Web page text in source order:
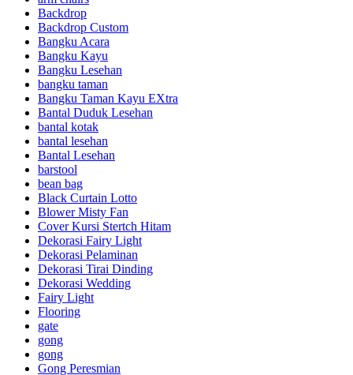
Backdrop
Backdrop Custom
Bangku Acara
Bangku Kayu
Bangku Lesehan
bangku taman
Bangku Taman Kayu EXtra
Bantal Duduk Lesehan
bantal kotak
bantal lesehan
Bantal Lesehan
barstool
bean bag
Black Curtain Lotto
Blower Misty Fan
Cover Kursi Stertch Hitam
Dekorasi Fairy Light
Dekorasi Pelaminan
Dekorasi Tirai Dinding
Dekorasi Wedding
Fairy Light
Flooring
gate
gong
gong
Gong Peresmian